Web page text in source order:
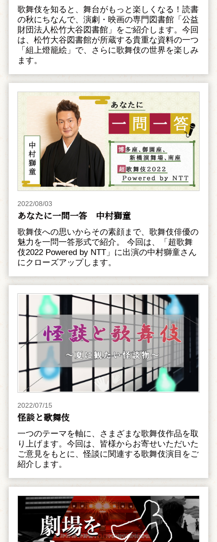
歌舞伎を知ると、舞台がもっと楽しくなる！読書
の秋にちなんで、演劇・映画の専門図書館「公益
財団法人松竹大谷図書館」をご紹介します。今回
は、松竹大谷図書館が所蔵する貴重な資料の一つ
「組上燈籠絵」で、さらに歌舞伎の世界を楽しみ
ます。
2022/08/03
あなたに一問一答 中村獅童
歌舞伎への思いからその素顔まで、歌舞伎俳優の
魅力を一問一答形式で紹介。 今回は、「超歌舞
伎2022 Powered by NTT」に出演の中村獅童さん
にクローズアップします。
2022/07/15
怪談と歌舞伎
一つのテーマを軸に、さまざまな歌舞伎作品を取
り上げます。今回は、皆様からお寄せいただいた
ご意見をもとに、怪談に関連する歌舞伎演目をご
紹介します。